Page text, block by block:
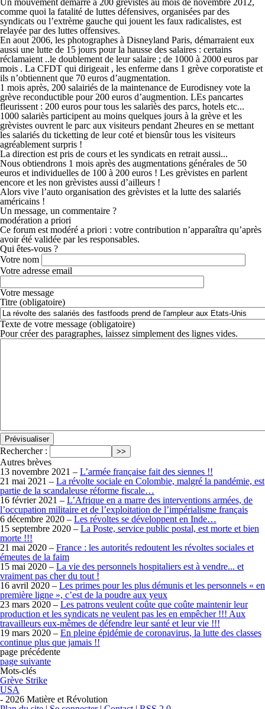
Un mouvement démarré à 200 grèvistes au mois de novembre 2012,
comme quoi la fatalité de luttes défensives, organisées par des
syndicats ou l’extrème gauche qui jouent les faux radicalistes, est
relayée par des luttes offensives.
En aout 2006, les photographes à Disneyland Paris, démarraient eux
aussi une lutte de 15 jours pour la hausse des salaires : certains
réclamaient ..le doublement de leur salaire ; de 1000 à 2000 euros par
mois . La CFDT qui dirigeait , les enferme dans 1 grève corporatiste et
ils n’obtiennent que 70 euros d’augmentation.
1 mois après, 200 salairiés de la maintenance de Eurodisney vote la
grève reconductible pour 200 euros d’augmention. LEs pancartes
fleurissent : 200 euros pour tous les salariès des parcs, hotels etc...
1000 salariès participent au moins quelques jours à la grève et les
grèvistes ouvrent le parc aux visiteurs pendant 2heures en se mettant
les salariés du ticketting de leur coté et biensûr tous les visiteurs
agréablement surpris !
La direction est pris de cours et les syndicats en retrait aussi...
Nous obtiendrons 1 mois après des augmentations générales de 50
euros et individuelles de 100 à 200 euros ! Les grèvistes en parlent
encore et les non grèvistes aussi d’ailleurs !
Alors vive l’auto organisation des grèvistes et la lutte des salariés
américains !
Un message, un commentaire ?
modération a priori
Ce forum est modéré a priori : votre contribution n’apparaîtra qu’après
avoir été validée par les responsables.
Qui êtes-vous ?
Votre nom
Votre adresse email
Votre message
Titre (obligatoire)
Texte de votre message (obligatoire)
Pour créer des paragraphes, laissez simplement des lignes vides.
Rechercher :
Autres brèves
13 novembre 2021 – L’armée française fait des siennes !!
21 mai 2021 – La révolte sociale en Colombie, malgré la pandémie, est
partie de la scandaleuse réforme fiscale…
16 février 2021 – L’Afrique en a marre des interventions armées, de
l’occupation militaire et de l’exploitation de l’impérialisme français
6 décembre 2020 – Les révoltes se développent en Inde…
15 septembre 2020 – La Poste, service public postal, est morte et bien
morte !!!
21 mai 2020 – France : les autorités redoutent les révoltes sociales et
émeutes de la faim
15 mai 2020 – La vie des personnels hospitaliers est à vendre... et
vraiment pas cher du tout !
16 avril 2020 – Les primes pour les plus démunis et les personnels « en
première ligne », c’est de la poudre aux yeux
23 mars 2020 – Les patrons veulent coûte que coûte maintenir leur
production et les syndicats ne veulent pas les en empêcher !!! Aux
travailleurs eux-mêmes de défendre leur santé et leur vie !!!
19 mars 2020 – En pleine épidémie de coronavirus, la lutte des classes
continue plus que jamais !!
page précédente
page suivante
Mots-clés
Grève Strike
USA
- 2026 Matière et Révolution